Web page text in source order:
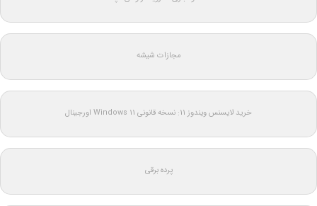
مجازات شیشه
خرید لایسنس ویندوز 11: نسخه قانونی Windows 11 اورجینال
پرده برقی